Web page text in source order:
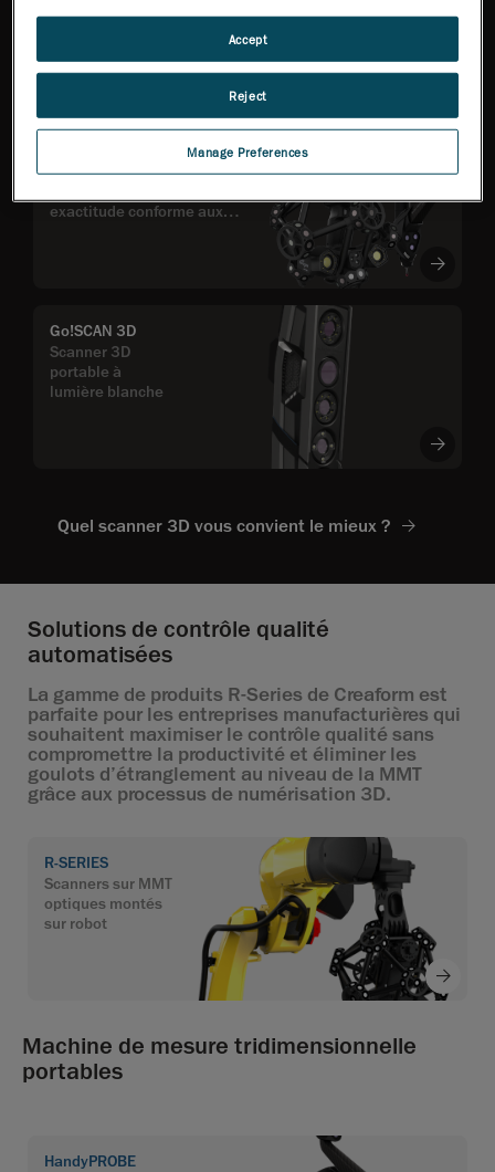
Des scanners 3D
Une inspection sans
exactitude conforme aux
Go!SCAN 3D
Scanner 3D
portable à
lumière blanche
Quel scanner 3D vous convient le mieux ?
Solutions de contrôle qualité
automatisées
La gamme de produits R-Series de Creaform est
parfaite pour les entreprises manufacturières qui
souhaitent maximiser le contrôle qualité sans
compromettre la productivité et éliminer les
goulots d’étranglement au niveau de la MMT
grâce aux processus de numérisation 3D.
R-SERIES
Scanners sur MMT
optiques montés
sur robot
Machine de mesure tridimensionnelle
portables
HandyPROBE
Manage Preferences
Reject
Accept